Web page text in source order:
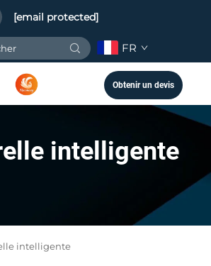
[email protected]
FR
Obtenir un devis
intelligente
intelligente